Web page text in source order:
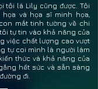
tôi là Lily cũng được. Tôi
và họa sĩ minh họa,
mắt tinh tường về chi
tự tin vào khả năng của
việc chất lượng cao vượt
tự coi mình là người làm
​​thức và khả năng của
hết sức và sẵn sàng
đi.